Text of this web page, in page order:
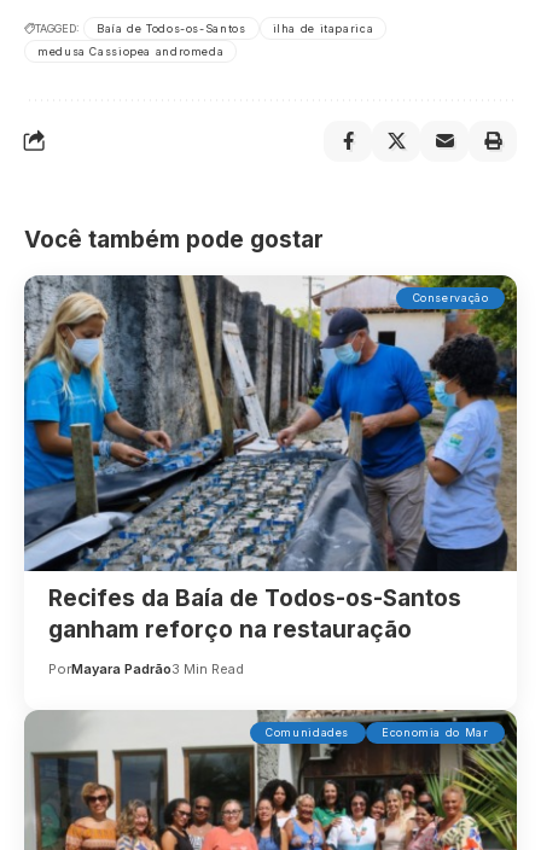
TAGGED: Baía de Todos-os-Santos
ilha de itaparica
medusa Cassiopea andromeda
Você também pode gostar
Conservação
Recifes da Baía de Todos-os-Santos
ganham reforço na restauração
PorMayara Padrão3 Min Read
Comunidades Economia do Mar